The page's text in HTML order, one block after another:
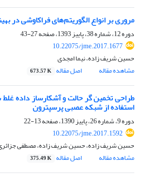
مروری بر انواع الگوریتم‌های فراکاوشی در
دوره 12، شماره 38، پاییز 1393، صفحه
27-43
10.22075/jme.2017.1677
حسین شریف زاده، نیما امجدی
مشاهده مقاله
اصل مقاله 673.57 K
طراحی تخمین گر حالت و آشکارساز داده
استفاده از شبکه عصبی پرسپترون
دوره 9، شماره 26، پاییز 1390، صفحه
13-22
10.22075/jme.2017.1592
حسین شریف زاده، حسین شریف زاده، مصطفی
مشاهده مقاله
اصل مقاله 375.49 K